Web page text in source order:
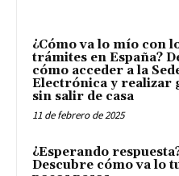
¿Cómo va lo mío con
trámites en España?
cómo acceder a la
Electrónica y realizar
sin salir de casa
11 de febrero de 2025
¿Esperando
Descubre cómo va lo